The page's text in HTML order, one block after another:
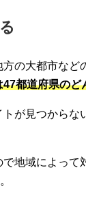
の大都市な
都道府県のど
が見つから
地域によっ